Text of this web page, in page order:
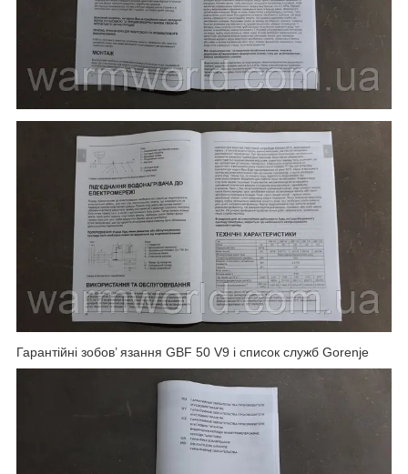
Гарантійні зобов’ язання GBF 50 V9 і список служб Gorenje